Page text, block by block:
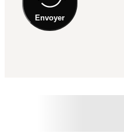
Envoyer